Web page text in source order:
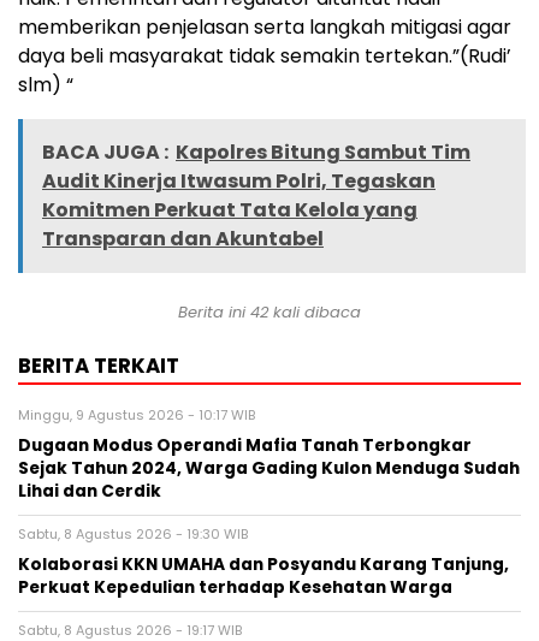
memberikan penjelasan serta langkah mitigasi agar
daya beli masyarakat tidak semakin tertekan.”(Rudi’
slm) “
BACA JUGA : Kapolres Bitung Sambut Tim
Audit Kinerja Itwasum Polri, Tegaskan
Komitmen Perkuat Tata Kelola yang
Transparan dan Akuntabel
Berita ini 42 kali dibaca
BERITA TERKAIT
Minggu, 9 Agustus 2026 - 10:17 WIB
Dugaan Modus Operandi Mafia Tanah Terbongkar
Sejak Tahun 2024, Warga Gading Kulon Menduga Sudah
Lihai dan Cerdik
Sabtu, 8 Agustus 2026 - 19:30 WIB
Kolaborasi KKN UMAHA dan Posyandu Karang Tanjung,
Perkuat Kepedulian terhadap Kesehatan Warga
Sabtu, 8 Agustus 2026 - 19:17 WIB